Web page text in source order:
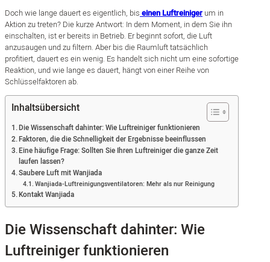
Doch wie lange dauert es eigentlich, bis einen Luftreiniger um in
Aktion zu treten? Die kurze Antwort: In dem Moment, in dem Sie ihn
einschalten, ist er bereits in Betrieb. Er beginnt sofort, die Luft
anzusaugen und zu filtern. Aber bis die Raumluft tatsächlich
profitiert, dauert es ein wenig. Es handelt sich nicht um eine sofortige
Reaktion, und wie lange es dauert, hängt von einer Reihe von
Schlüsselfaktoren ab.
Inhaltsübersicht
Die Wissenschaft dahinter: Wie Luftreiniger funktionieren
Faktoren, die die Schnelligkeit der Ergebnisse beeinflussen
Eine häufige Frage: Sollten Sie Ihren Luftreiniger die ganze Zeit
laufen lassen?
Saubere Luft mit Wanjiada
Wanjiada-Luftreinigungsventilatoren: Mehr als nur Reinigung
Kontakt Wanjiada
Die Wissenschaft dahinter: Wie
Luftreiniger funktionieren